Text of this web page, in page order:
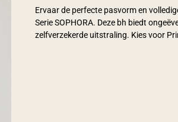
Ervaar de perfecte pasvorm en
Serie SOPHORA. Deze bh biedt
zelfverzekerde uitstraling. Kies voor